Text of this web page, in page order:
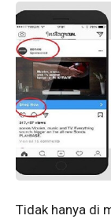
Tidak hanya di